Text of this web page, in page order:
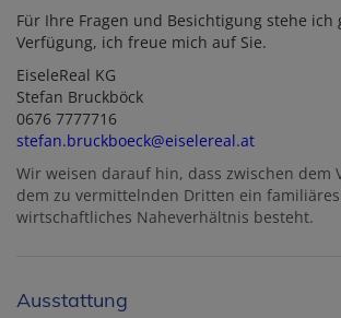
Für Ihre Fragen und Besichtigung stehe ich
Verfügung, ich freue mich auf Sie.
EiseleReal KG
Stefan Bruckböck
0676 7777716
stefan.bruckboeck@eiselereal.at
Wir weisen darauf hin, dass zwischen dem
dem zu vermittelnden Dritten ein
wirtschaftliches Naheverhältnis besteht.
Ausstattung